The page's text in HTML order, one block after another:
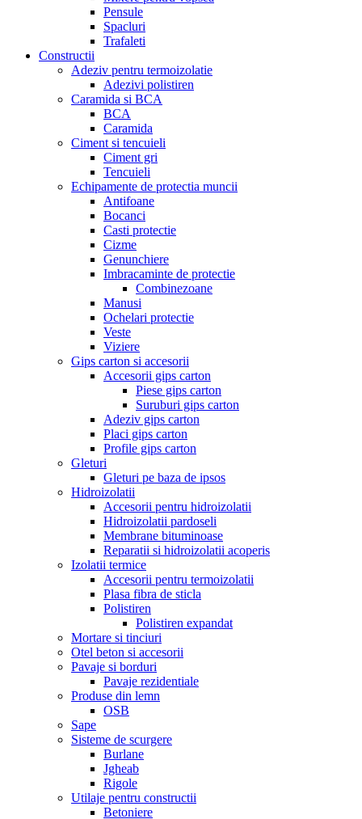
Pensule
Spacluri
Trafaleti
Constructii
Adeziv pentru termoizolatie
Adezivi polistiren
Caramida si BCA
BCA
Caramida
Ciment si tencuieli
Ciment gri
Tencuieli
Echipamente de protectia muncii
Antifoane
Bocanci
Casti protectie
Cizme
Genunchiere
Imbracaminte de protectie
Combinezoane
Manusi
Ochelari protectie
Veste
Viziere
Gips carton si accesorii
Accesorii gips carton
Piese gips carton
Suruburi gips carton
Adeziv gips carton
Placi gips carton
Profile gips carton
Gleturi
Gleturi pe baza de ipsos
Hidroizolatii
Accesorii pentru hidroizolatii
Hidroizolatii pardoseli
Membrane bituminoase
Reparatii si hidroizolatii acoperis
Izolatii termice
Accesorii pentru termoizolatii
Plasa fibra de sticla
Polistiren
Polistiren expandat
Mortare si tinciuri
Otel beton si accesorii
Pavaje si borduri
Pavaje rezidentiale
Produse din lemn
OSB
Sape
Sisteme de scurgere
Burlane
Jgheab
Rigole
Utilaje pentru constructii
Betoniere